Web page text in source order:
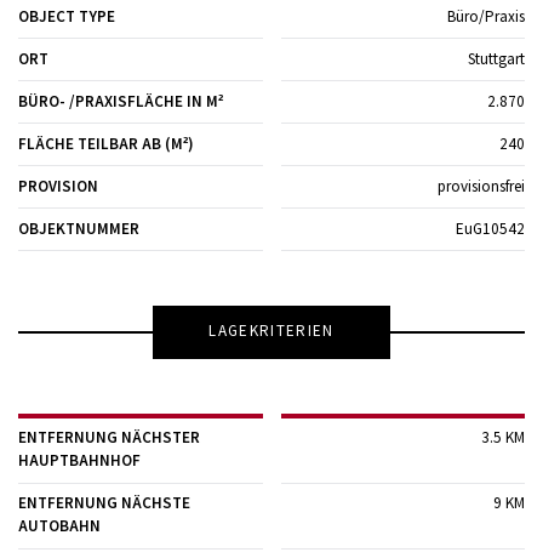
OBJECT TYPE Büro/Praxis
ORT Stuttgart
BÜRO- /PRAXIS­FLÄCHE IN M² 2.870
FLÄCHE TEILBAR AB (M²) 240
PROVISION provisionsfrei
OBJEKTNUMMER EuG10542
LAGEKRITERIEN
ENTFERNUNG NÄCHSTER
HAUPTBAHNHOF
3.5 KM
ENTFERNUNG NÄCHSTE
AUTOBAHN
9 KM